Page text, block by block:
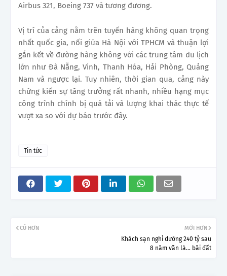
Airbus 321, Boeing 737 và tương đương.
Vị trí của cảng nằm trên tuyến hàng không quan trọng
nhất quốc gia, nối giữa Hà Nội với TPHCM và thuận lợi
gắn kết về đường hàng không với các trung tâm du lịch
lớn như Đà Nẵng, Vinh, Thanh Hóa, Hải Phòng, Quảng
Nam và ngược lại. Tuy nhiên, thời gian qua, cảng này
chứng kiến sự tăng trưởng rất nhanh, nhiều hạng mục
công trình chính bị quá tải và lượng khai thác thực tế
vượt xa so với dự báo trước đây.
Tin tức
MỚI HƠN
Khách sạn nghỉ dưỡng 240 tỷ sau
8 năm vẫn là... bãi đất
CŨ HƠN